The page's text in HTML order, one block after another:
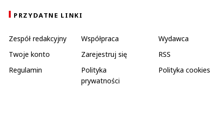
PRZYDATNE LINKI
Zespół redakcyjny Współpraca
Wydawca
Twoje konto
Zarejestruj się
RSS
Regulamin
Polityka
prywatności
Polityka cookies